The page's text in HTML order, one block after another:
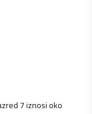
7 iznosi oko